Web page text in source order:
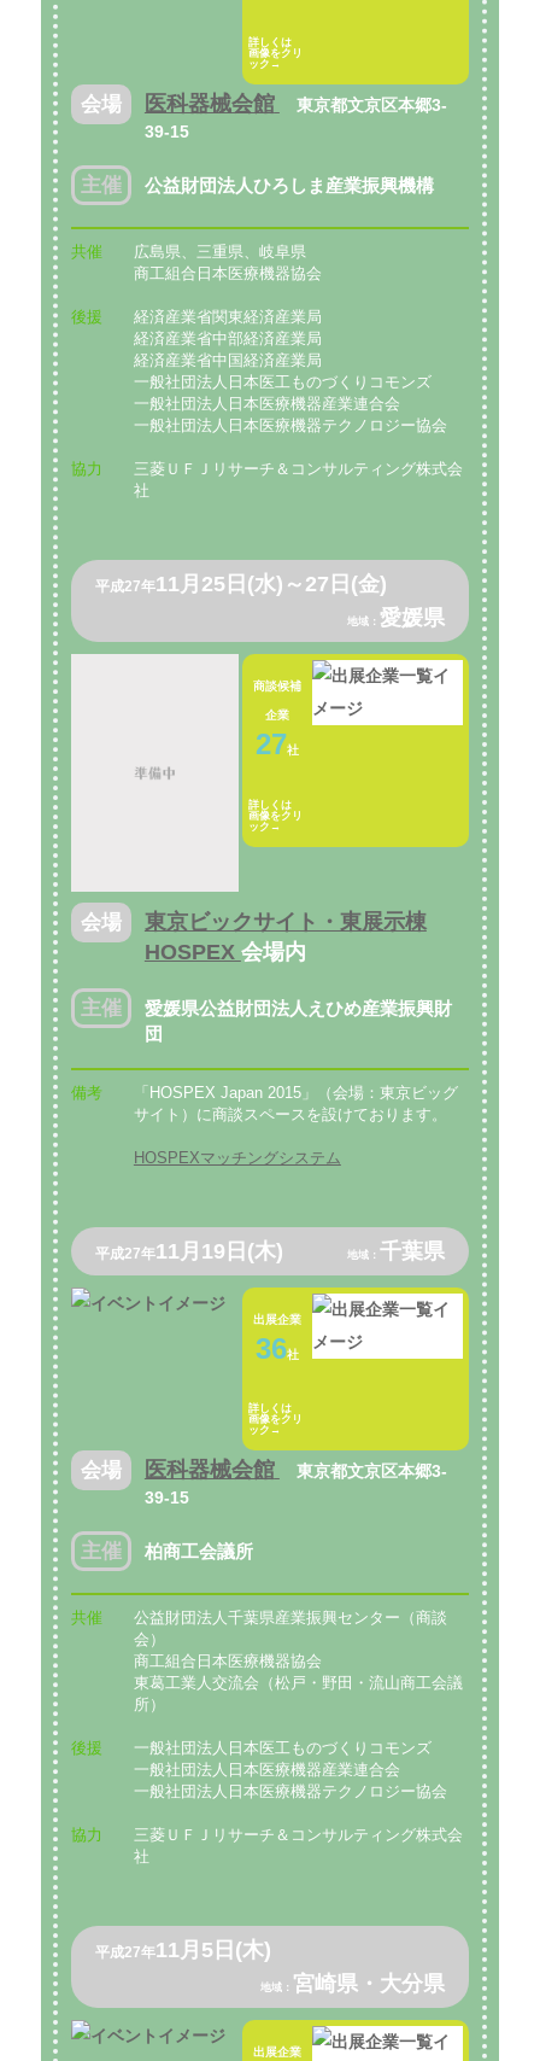
詳しくは
画像をクリ
ック→
会場 医科器械会館
東京都文京区本郷3-
39-15
主催 公益財団法人ひろしま産業振興機構
共催
広島県、三重県、岐阜県
商工組合日本医療機器協会
後援
経済産業省関東経済産業局
経済産業省中部経済産業局
経済産業省中国経済産業局
一般社団法人日本医工ものづくりコモンズ
一般社団法人日本医療機器産業連合会
一般社団法人日本医療機器テクノロジー協会
協力
三菱ＵＦＪリサーチ＆コンサルティング株式会
社
平成27年11月25日(水)～27日(金)
地域： 愛媛県
商談候補
企業
27社
詳しくは
画像をクリ
ック→
会場
東京ビックサイト・東展示棟
HOSPEX 会場内
主催
愛媛県公益財団法人えひめ産業振興財
団
備考
「HOSPEX Japan 2015」（会場：東京ビッグ
サイト）に商談スペースを設けております。
HOSPEXマッチングシステム
平成27年11月19日(木) 地域： 千葉県
出展企業
36社
詳しくは
画像をクリ
ック→
会場 医科器械会館
東京都文京区本郷3-
39-15
主催 柏商工会議所
共催
公益財団法人千葉県産業振興センター（商談
会）
商工組合日本医療機器協会
東葛工業人交流会（松戸・野田・流山商工会議
所）
後援
一般社団法人日本医工ものづくりコモンズ
一般社団法人日本医療機器産業連合会
一般社団法人日本医療機器テクノロジー協会
協力
三菱ＵＦＪリサーチ＆コンサルティング株式会
社
平成27年11月5日(木)
地域： 宮崎県・大分県
出展企業